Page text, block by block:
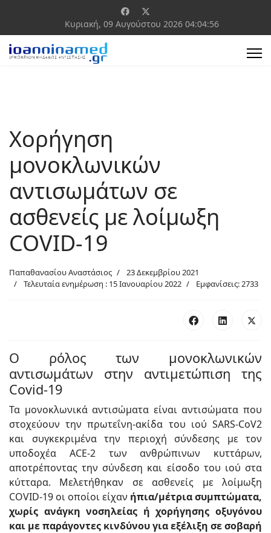
Κυριακή, 09 Αυγούστου 2026 04:04:56
Χορήγηση
μονοκλωνικών
αντισωμάτων σε
ασθενείς με λοίμωξη
COVID-19
Παπαθανασίου Αναστάσιος
23 Δεκεμβρίου 2021
Τελευταία ενημέρωση : 15 Ιανουαρίου 2022
Εμφανίσεις: 2733
Ο ρόλος των μονοκλωνικών
αντισωμάτων στην αντιμετώπιση της
Covid-19
Τα μονοκλωνικά αντισώματα είναι αντισώματα που
στοχεύουν την πρωτεΐνη-ακίδα του ιού SARS-CoV2
και συγκεκριμένα την περιοχή σύνδεσης με τον
υποδοχέα ACE-2 των ανθρώπινων κυττάρων,
αποτρέποντας την σύνδεση και είσοδο του ιού στα
κύτταρα. Μελετήθηκαν σε ασθενείς με λοίμωξη
COVID-19 οι οποίοι είχαν ήπια/μέτρια συμπτώματα,
χωρίς ανάγκη νοσηλείας ή χορήγησης οξυγόνου
και με παράγοντες κινδύνου για εξέλιξη σε σοβαρή